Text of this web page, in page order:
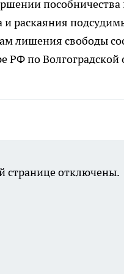
и раскаяния
лишения свободы
РФ по Волгоградской
странице отключены.